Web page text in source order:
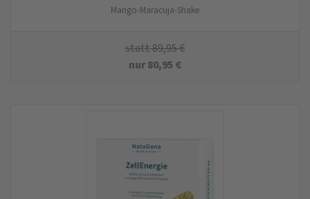
Mango-Maracuja-Shake
statt89,95€
nur80,95 €